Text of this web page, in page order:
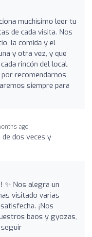
muchísimo leer tu
de cada visita. Nos
la comida y el
y otra vez, y que
rincón del local.
recomendarnos
siempre para
ago
de dos veces y
✨ Nos alegra un
visitado varias
¡Nos
baos y gyozas,